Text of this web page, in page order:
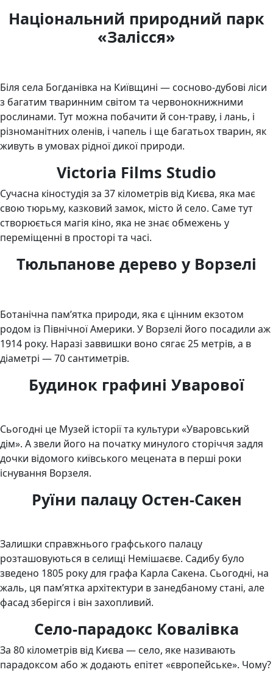
Національний природний парк
«Залісся»
Біля села Богданівка на Київщині — сосново-дубові ліси
з багатим тваринним світом та червонокнижними
рослинами. Тут можна побачити й сон-траву, і лань, і
різноманітних оленів, і чапель і ще багатьох тварин, як
живуть в умовах рідної дикої природи.
Victoria Films Studio
Сучасна кіностудія за 37 кілометрів від Києва, яка має
свою тюрьму, казковий замок, місто й село. Саме тут
створюється магія кіно, яка не знає обмежень у
переміщенні в просторі та часі.
Тюльпанове дерево у Ворзелі
Ботанічна пам’ятка природи, яка є цінним екзотом
родом із Північної Америки. У Ворзелі його посадили аж
1914 року. Наразі заввишки воно сягає 25 метрів, а в
діаметрі — 70 сантиметрів.
Будинок графині Уварової
Сьогодні це Музей історії та культури «Уваровський
дім». А звели його на початку минулого сторіччя задля
дочки відомого київського мецената в перші роки
існування Ворзеля.
Руїни палацу Остен-Сакен
Залишки справжнього графського палацу
розташовуються в селищі Немішаєве. Садибу було
зведено 1805 року для графа Карла Сакена. Сьогодні, на
жаль, ця пам’ятка архітектури в занедбаному стані, але
фасад зберігся і він захопливий.
Село-парадокс Ковалівка
За 80 кілометрів від Києва — село, яке називають
парадоксом або ж додають епітет «європейське». Чому?